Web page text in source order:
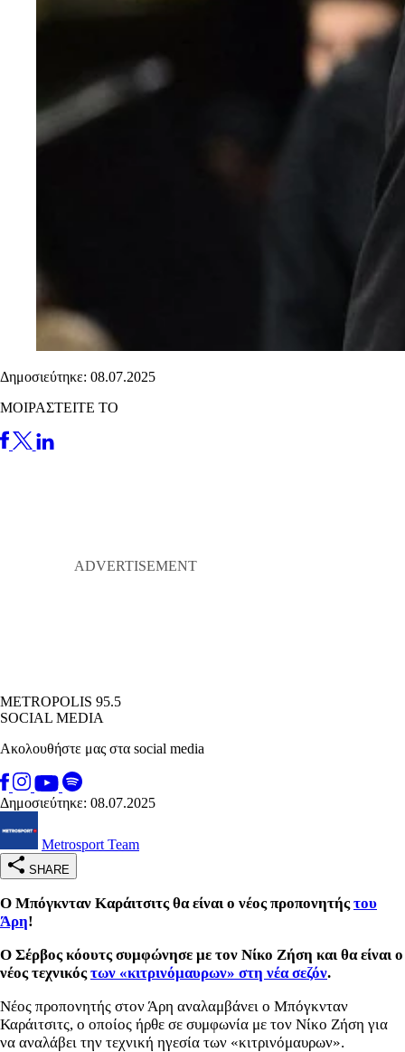
Δημοσιεύτηκε: 08.07.2025
ΜΟΙΡΑΣΤΕΙΤΕ ΤΟ
METROPOLIS 95.5
SOCIAL MEDIA
Ακολουθήστε μας στα social media
Δημοσιεύτηκε: 08.07.2025
Metrosport Team
SHARE
Ο Μπόγκνταν Καράιτσιτς θα είναι ο νέος προπονητήςτου
Άρη!
Ο Σέρβος κόουτς συμφώνησε με τον Νίκο Ζήση και θα είναι ο
νέος τεχνικόςτων «κιτρινόμαυρων» στη νέα σεζόν.
Νέος προπονητής στον Άρη αναλαμβάνει ο Μπόγκνταν
Καράιτσιτς, ο οποίος ήρθε σε συμφωνία με τον Νίκο Ζήση για
να αναλάβει την τεχνική ηγεσία των «κιτρινόμαυρων».